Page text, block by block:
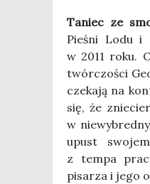
Taniec ze
Pie­śni Lodu i
w 2011 roku.
twór­czo­ści
cze­ka­ją na
się, że
w
upust
z tem­pa
pisa­rza i jego